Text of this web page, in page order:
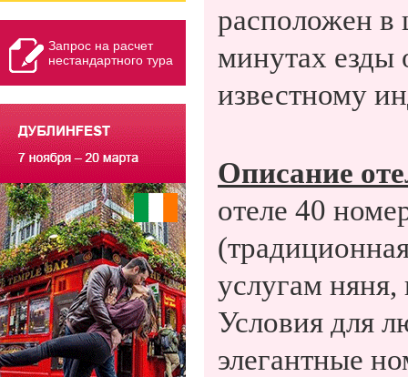
Запрос на расчет
нестандартного тура
расположен в
минутах езды
известному
Описание
отеле 40
услугам няня,
Условия для
элегантные